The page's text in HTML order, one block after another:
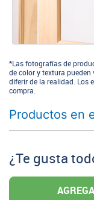
*Las fotografías de
de color y textura
diferir de la realidad. Los
compra.
Productos en
¿Te gusta